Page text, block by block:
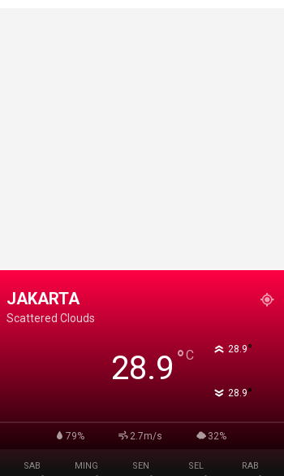
JAKARTA
Scattered Clouds
28.9°C 28.9°
28.9°
79% 2.7m/s 32%
SAB MING SEN SEL RAB